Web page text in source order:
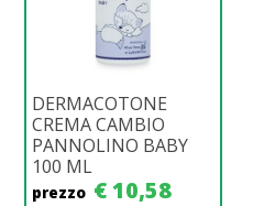
DERMACOTONE
CREMA CAMBIO
PANNOLINO BABY
100 ML
prezzo € 10,58